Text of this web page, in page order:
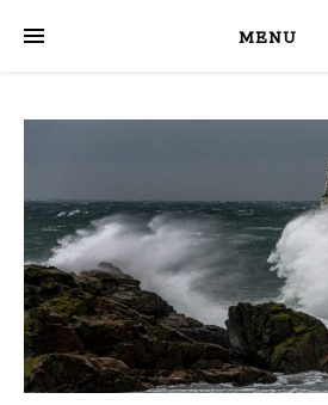
MENU